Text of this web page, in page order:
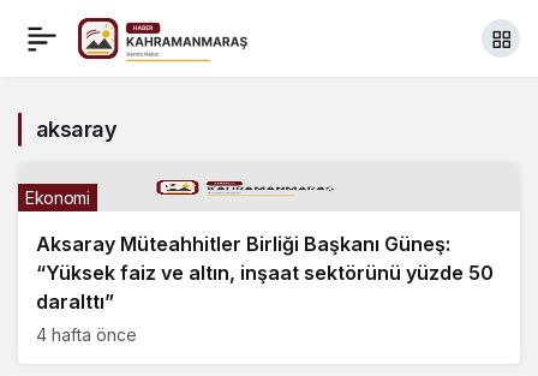
aksaray
Aksaray Müteahhitler Birliği Başkanı Güneş:
“Yüksek faiz ve altın, inşaat sektörünü yüzde 50
daralttı”
Ekonomi
4 hafta önce